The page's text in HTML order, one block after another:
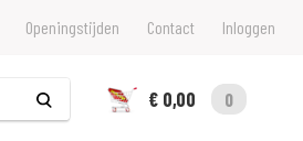
Openingstijden Contact Inloggen
€ 0,00
0